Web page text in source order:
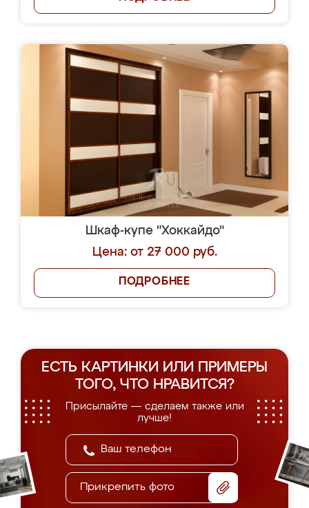
Шкаф-купе "Хоккайдо"
Цена: от 27 000 руб.
ПОДРОБНЕЕ
ЕСТЬ КАРТИНКИ ИЛИ ПРИМЕРЫ
ТОГО, ЧТО НРАВИТСЯ?
Присылайте — сделаем также или
лучше!
Прикрепить фото